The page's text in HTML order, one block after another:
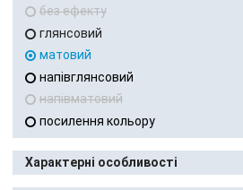
без ефекту
глянсовий
матовий
напівглянсовий
напівматовий
посилення кольору
Характерні особливості